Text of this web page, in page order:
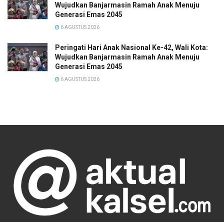
Wujudkan Banjarmasin Ramah Anak Menuju
Generasi Emas 2045
6 AGUSTUS 2026
Peringati Hari Anak Nasional Ke-42, Wali Kota:
Wujudkan Banjarmasin Ramah Anak Menuju
Generasi Emas 2045
6 AGUSTUS 2026